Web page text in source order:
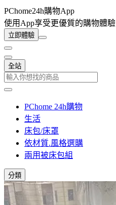
PChome24h購物App
使用App享受更優質的購物體驗
立即體驗
全站
PChome 24h購物
生活
床包/床罩
依材質.風格選購
兩用被床包組
分類